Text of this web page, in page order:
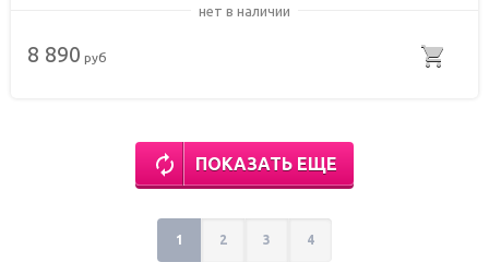
нет в наличии
8 890 руб
ПОКАЗАТЬ ЕЩЕ
1 2 3 4